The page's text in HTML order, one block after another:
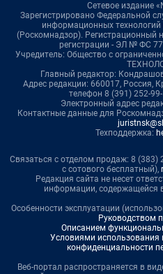
Сетевое издание
Зарегистрировано Федеральной
информационных
(Роскомнадзор). Регистрационный
регистрации - ЭЛ № ФС
Учредитель: Общество с
Главный редактор:
Адрес редакции: 660017, Россия,
телефон 8 (391) 252-
Электронный адрес
Контактные данные для
Техподдержка:
Связаться с отделом продаж: 8 (383)
с сотового бесплатный),
Редакция сайта не несет
информации, содержащейся
Особенности эксплуатации
Руководством
Описанием
Условиями использования
конфиденциальности
Веб-портал распространяется в